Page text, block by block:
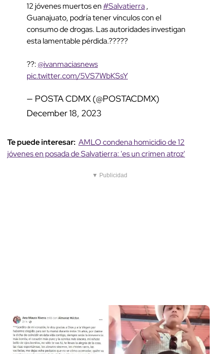
12 jóvenes muertos en#Salvatierra,
Guanajuato, podría tener vínculos con el
consumo de drogas. Las autoridades investigan
esta lamentable pérdida.?????
??:@ivanmaciasnews
pic.twitter.com/5VS7WbKSsY
— POSTA CDMX (@POSTACDMX)
December 18, 2023
Te puede interesar: AMLO condena homicidio de 12
jóvenes en posada de Salvatierra: 'es un crimen atroz'
▼ Publicidad